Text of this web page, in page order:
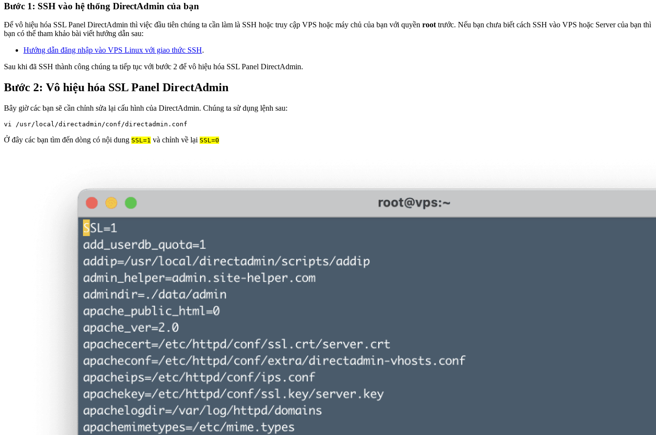
Bước 1: SSH vào hệ thống DirectAdmin của bạn
Để vô hiệu hóa SSL Panel DirectAdmin thì việc đầu tiên chúng ta cần làm là SSH hoặc truy cập VPS hoặc máy chủ của bạn với quyền root trước. Nếu bạn chưa biết cách SSH vào VPS hoặc Server của bạn thì
bạn có thể tham khảo bài viết hướng dẫn sau:
Hướng dẫn đăng nhập vào VPS Linux với giao thức SSH.
Sau khi đã SSH thành công chúng ta tiếp tục với bước 2 để vô hiệu hóa SSL Panel DirectAdmin.
Bước 2: Vô hiệu hóa SSL Panel DirectAdmin
Bây giờ các bạn sẽ cần chỉnh sửa lại cấu hình của DirectAdmin. Chúng ta sử dụng lệnh sau:
vi /usr/local/directadmin/conf/directadmin.conf
Ở đây các bạn tìm đến dòng có nội dung SSL=1 và chỉnh về lại SSL=0